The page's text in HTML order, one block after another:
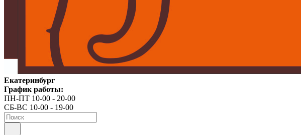
Екатеринбург
График работы:
ПН-ПТ 10-00 - 20-00
СБ-ВС 10-00 - 19-00